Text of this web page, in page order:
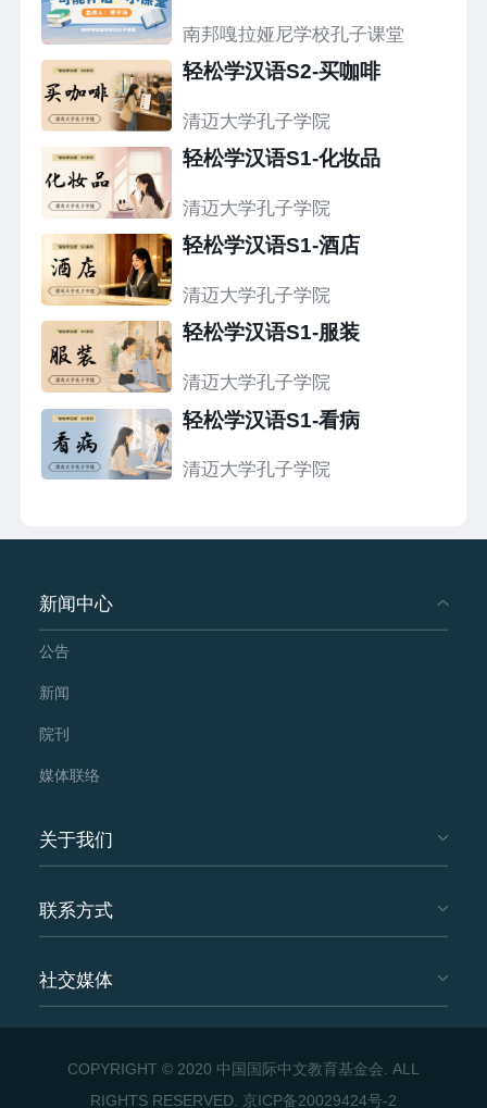
南邦嘎拉娅尼学校孔子课堂
轻松学汉语S2-买咖啡
清迈大学孔子学院
轻松学汉语S1-化妆品
清迈大学孔子学院
轻松学汉语S1-酒店
清迈大学孔子学院
轻松学汉语S1-服装
清迈大学孔子学院
轻松学汉语S1-看病
清迈大学孔子学院
新闻中心
公告
新闻
院刊
媒体联络
关于我们
联系方式
社交媒体
COPYRIGHT © 2020 中国国际中文教育基金会. ALL
RIGHTS RESERVED. 京ICP备20029424号-2